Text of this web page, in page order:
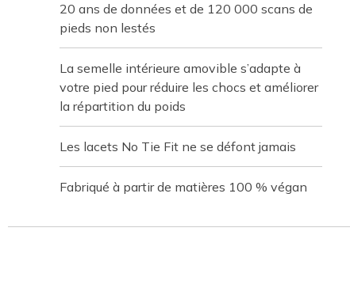
20 ans de données et de 120 000 scans de
pieds non lestés
La semelle intérieure amovible s’adapte à
votre pied pour réduire les chocs et améliorer
la répartition du poids
Les lacets No Tie Fit ne se défont jamais
Fabriqué à partir de matières 100 % végan